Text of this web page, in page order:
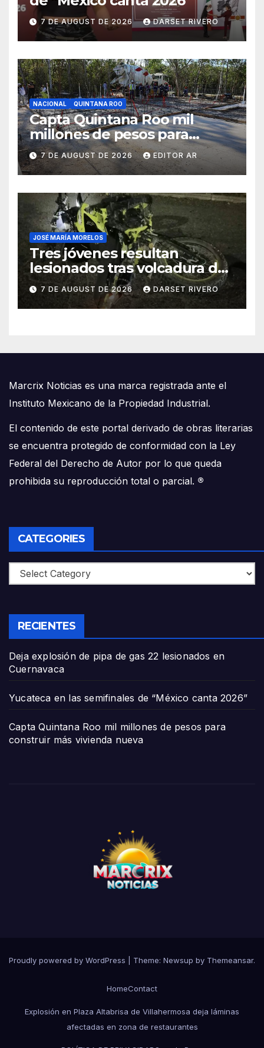
7 DE AUGUST DE 2026 DARSET RIVERO
NACIONAL QUINTANA ROO
Capta Quintana Roo mil
millones de pesos para
construir más vivienda nueva
7 DE AUGUST DE 2026 EDITOR AR
JOSÉ MARÍA MORELOS
Tres jóvenes resultan
lesionados tras volcadura de
una moto al intentar esquivar
a un perro en José María
Morelos
7 DE AUGUST DE 2026 DARSET RIVERO
Marcrix Noticias es una marca registrada ante el
Instituto Mexicano de la Propiedad Industrial.
El contenido de este portal derivado de obras literarias
se encuentra protegido de conformidad con la Ley
Federal del Derecho de Autor por lo que queda
prohibida su reproducción total o parcial. ®
CATEGORIES
Categories
RECIENTES
Deja explosión de pipa de gas 22 lesionados en
Cuernavaca
Yucateca en las semifinales de “México canta 2026”
Capta Quintana Roo mil millones de pesos para
construir más vivienda nueva
Proudly powered by WordPress Theme: Newsup by Themeansar.
HomeContact
Explosión en Plaza Altabrisa de Villahermosa deja láminas
afectadas en zona de restaurantes